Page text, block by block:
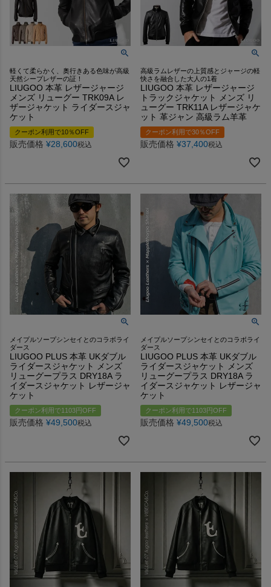
軽くて柔らかく、奥行きある色味が高級
天然シープレザーの証！
LIUGOO 本革 レザージャージ
メンズ リューグー TRK09A レ
ザージャケット ライダースジャ
ケット
クーポン利用で10％OFF
販売価格 ¥28,600税込
高級ラムレザーの上質感とジャージの軽
快さを融合した大人の1着
LIUGOO 本革 レザージャージ
トラックジャケット メンズ リ
ューグー TRK11A レザージャケ
ット 革ジャン 高級ラム羊革
クーポン利用で30％OFF
販売価格 ¥37,400税込
メイプルソープシンセイとのコラボライ
ダース
LIUGOO PLUS 本革 UKダブル
ライダースジャケット メンズ
リューグープラス DRY18A ラ
イダースジャケット レザージャ
ケット
クーポン利用で1103円OFF
販売価格 ¥49,500税込
メイプルソープシンセイとのコラボライ
ダース
LIUGOO PLUS 本革 UKダブル
ライダースジャケット メンズ
リューグープラス DRY18A ラ
イダースジャケット レザージャ
ケット
クーポン利用で1103円OFF
販売価格 ¥49,500税込